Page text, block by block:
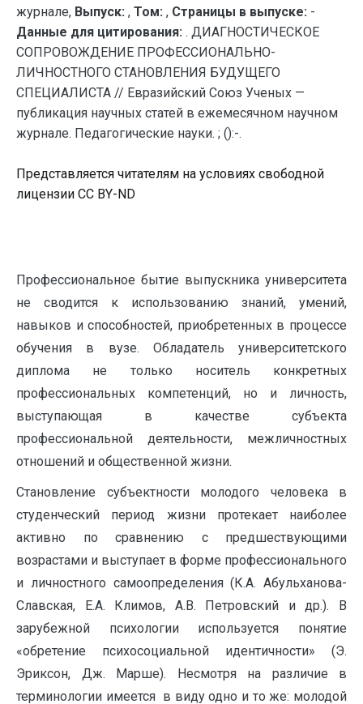
журнале, Выпуск: , Том: , Страницы в выпуске: -
Данные для цитирования: . ДИАГНОСТИЧЕСКОЕ
СОПРОВОЖДЕНИЕ ПРОФЕССИОНАЛЬНО-
ЛИЧНОСТНОГО СТАНОВЛЕНИЯ БУДУЩЕГО
СПЕЦИАЛИСТА // Евразийский Союз Ученых —
публикация научных статей в ежемесячном научном
журнале. Педагогические науки. ; ():-.
Представляется читателям на условиях свободной
лицензии CC BY-ND
Профессиональное бытие выпускника университета
не сводится к использованию знаний, умений,
навыков и способностей, приобретенных в процессе
обучения в вузе. Обладатель университетского
диплома не только носитель конкретных
профессиональных компетенций, но и личность,
выступающая в качестве субъекта
профессиональной деятельности, межличностных
отношений и общественной жизни.
Становление субъектности молодого человека в
студенческий период жизни протекает наиболее
активно по сравнению с предшествующими
возрастами и выступает в форме профессионального
и личностного самоопределения (К.А. Абульханова-
Славская, Е.А. Климов, А.В. Петровский и др.). В
зарубежной психологии используется понятие
«обретение психосоциальной идентичности» (Э.
Эриксон, Дж. Марше). Несмотря на различие в
терминологии имеется в виду одно и то же: молодой